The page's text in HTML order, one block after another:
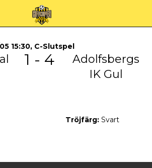
15:30, C-Slutspel
1 - 4
Adolfsbergs
IK Gul
Tröjfärg: Svart